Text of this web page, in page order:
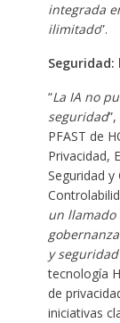
integrada
ilimitado”.
Seguridad:
“La IA no
seguridad
PFAST de
Privacidad,
Seguridad y
un llamado
y
tecnología
de
iniciativas